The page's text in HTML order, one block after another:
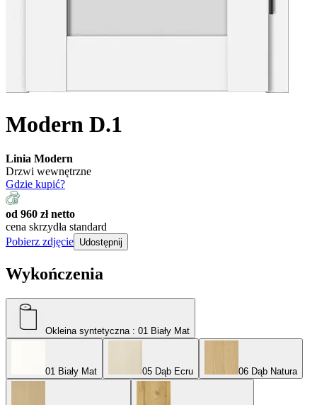
Modern D.1
Linia Modern
Drzwi wewnętrzne
Gdzie kupić?
od 960 zł netto
cena skrzydła standard
Pobierz zdjęcie Udostępnij
Wykończenia
Okleina syntetyczna : 01 Biały Mat
01 Biały Mat 05 Dąb Ecru 06 Dąb Natura